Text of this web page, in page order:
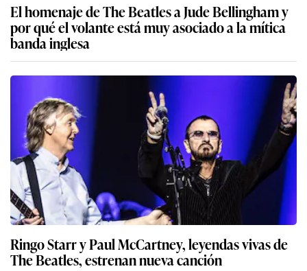
El homenaje de The Beatles a Jude Bellingham y
por qué el volante está muy asociado a la mítica
banda inglesa
Ringo Starr y Paul McCartney, leyendas vivas de
The Beatles, estrenan nueva canción